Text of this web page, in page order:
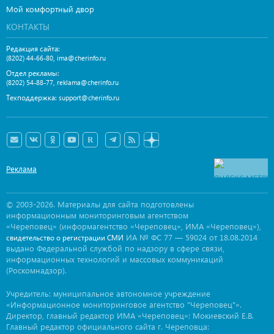
Мой комфортный двор
КОНТАКТЫ
Редакция сайта:
(8202) 44-66-80 ima@cherinfo.ru
Отдел рекламы:
(8202) 54-88-77 reklama@cherinfo.ru
Техподдержка: support@cherinfo.ru
Реклама
© 2003-2026. Материалы для сайта подготовлены
информационным мониторинговым агентством
«Череповец» (информагентство «Череповец», ИМА «Череповец»),
свидетельство о регистрации СМИ ИА № ФС 77 — 59024 от 18.08.2014
выдано Федеральной службой по надзору в сфере связи,
информационных технологий и массовых коммуникаций
(Роскомнадзор).
Учредитель: муниципальное автономное учреждение
«Информационное мониторинговое агентство "Череповец"».
Директор, главный редактор ИМА «Череповец»: Мокиевский Е.В.
Главный редактор официального сайта г. Череповца: